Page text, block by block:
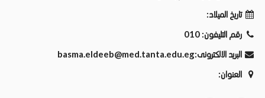
تاريخ الميلاد:
رقم التليفون: 010
البريد الالكترونى:basma.eldeeb@med.tanta.edu.eg
العنوان: